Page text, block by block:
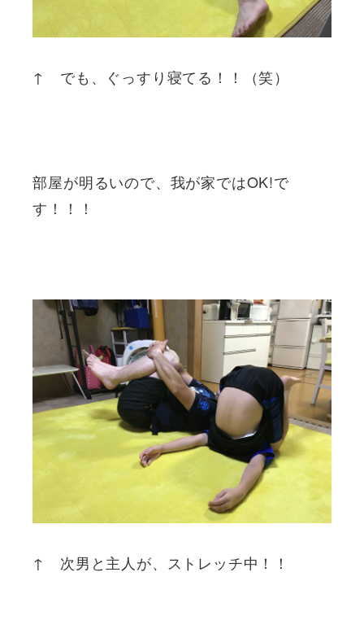
↑ でも、ぐっすり寝てる！！（笑）
部屋が明るいので、我が家ではOK!で
す！！！
↑ 次男と主人が、ストレッチ中！！